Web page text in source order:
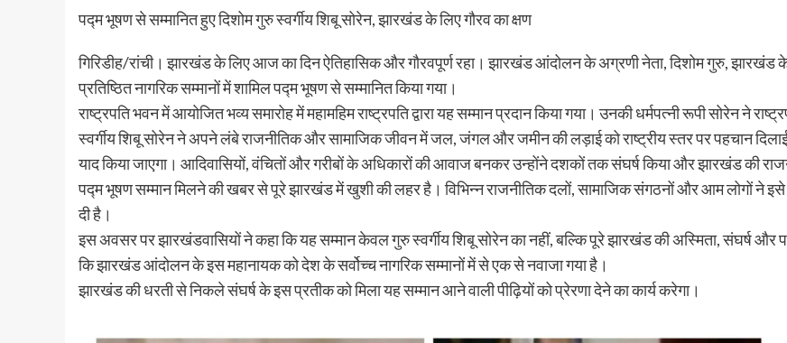
पद्म भूषण से सम्मानित हुए दिशोम गुरु स्वर्गीय शिबू सोरेन, झारखंड के लिए गौरव का क्षण
गिरिडीह/रांची। झारखंड के लिए आज का दिन ऐतिहासिक और गौरवपूर्ण रहा। झारखंड आंदोलन के अग्रणी नेता, दिशोम गुरु, झारखंड के
प्रतिष्ठित नागरिक सम्मानों में शामिल पद्म भूषण से सम्मानित किया गया।
राष्ट्रपति भवन में आयोजित भव्य समारोह में महामहिम राष्ट्रपति द्वारा यह सम्मान प्रदान किया गया। उनकी धर्मपत्नी रूपी सोरेन ने
स्वर्गीय शिबू सोरेन ने अपने लंबे राजनीतिक और सामाजिक जीवन में जल, जंगल और जमीन की लड़ाई को राष्ट्रीय स्तर पर पहचान
याद किया जाएगा। आदिवासियों, वंचितों और गरीबों के अधिकारों की आवाज बनकर उन्होंने दशकों तक संघर्ष किया और झारखंड की
पद्म भूषण सम्मान मिलने की खबर से पूरे झारखंड में खुशी की लहर है। विभिन्न राजनीतिक दलों, सामाजिक संगठनों और आम लोगों ने इसे
दी है।
इस अवसर पर झारखंडवासियों ने कहा कि यह सम्मान केवल गुरु स्वर्गीय शिबू सोरेन का नहीं, बल्कि पूरे झारखंड की अस्मिता, संघर्ष और
कि झारखंड आंदोलन के इस महानायक को देश के सर्वोच्च नागरिक सम्मानों में से एक से नवाजा गया है।
झारखंड की धरती से निकले संघर्ष के इस प्रतीक को मिला यह सम्मान आने वाली पीढ़ियों को प्रेरणा देने का कार्य करेगा।